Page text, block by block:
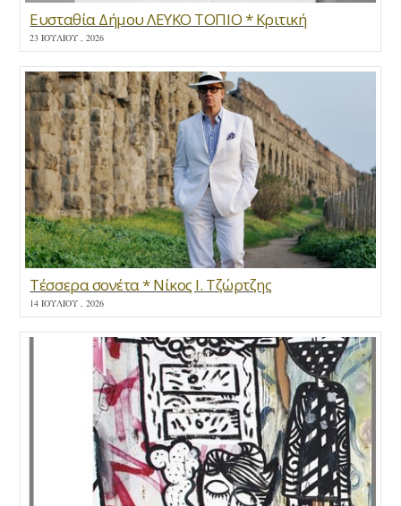
Ευσταθία Δήμου ΛΕΥΚΟ ΤΟΠΙΟ * Κριτική
23 ΙΟΥΛΊΟΥ , 2026
Τέσσερα σονέτα * Νίκος Ι. Τζώρτζης
14 ΙΟΥΛΊΟΥ , 2026